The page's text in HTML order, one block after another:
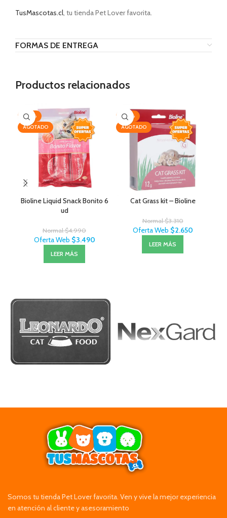
TusMascotas.cl, tu tienda Pet Lover favorita.
FORMAS DE ENTREGA
Productos relacionados
-30%
AGOTADO
Bioline Liquid Snack Bonito 6
ud
Normal$4.990
Oferta Web $3.490
LEER MÁS
-20%
AGOTADO
Cat Grass kit – Bioline
Normal$3.310
Oferta Web $2.650
LEER MÁS
Somos tu tienda Pet Lover favorita. Ven y vive la mejor experiencia
en atención al cliente y asesoramiento